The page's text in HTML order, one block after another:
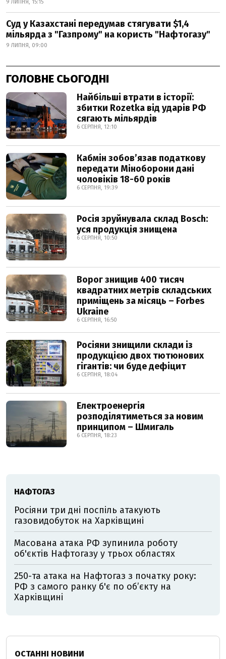
9 ЛИПНЯ, 15:15
Суд у Казахстані передумав стягувати $1,4
мільярда з "Газпрому" на користь "Нафтогазу"
9 ЛИПНЯ, 09:00
ГОЛОВНЕ СЬОГОДНІ
Найбільші втрати в історії:
збитки Rozetka від ударів РФ
сягають мільярдів
6 СЕРПНЯ, 12:10
Кабмін зобовʼязав податкову
передати Міноборони дані
чоловіків 18-60 років
6 СЕРПНЯ, 19:39
Росія зруйнувала склад Bosch:
уся продукція знищена
6 СЕРПНЯ, 10:50
Ворог знищив 400 тисяч
квадратних метрів складських
приміщень за місяць – Forbes
Ukraine
6 СЕРПНЯ, 16:50
Росіяни знищили склади із
продукцією двох тютюнових
гігантів: чи буде дефіцит
6 СЕРПНЯ, 18:04
Електроенергія
розподілятиметься за новим
принципом – Шмигаль
6 СЕРПНЯ, 18:23
НАФТОГАЗ
Росіяни три дні поспіль атакують
газовидобуток на Харківщині
Масована атака РФ зупинила роботу
об'єктів Нафтогазу у трьох областях
250-та атака на Нафтогаз з початку року:
РФ з самого ранку б'є по об’єкту на
Харківщині
ОСТАННІ НОВИНИ